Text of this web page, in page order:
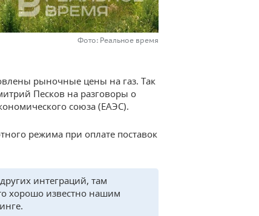
Фото: Реальное время
рыночные цены на газ. Так
Песков на разговоры о
союза (ЕАЭС).
режима при оплате поставок
интеграций, там
хорошо известно нашим